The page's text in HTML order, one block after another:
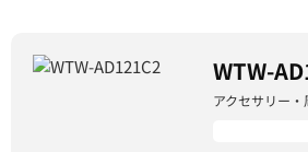
WTW-
アクセサリー